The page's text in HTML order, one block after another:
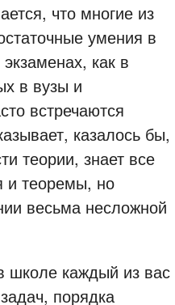
что многие из
умения в
как в
в вузы и
встречаются
казалось бы,
теории, знает все
и теоремы, но
весьма несложной
каждый из вас
порядка